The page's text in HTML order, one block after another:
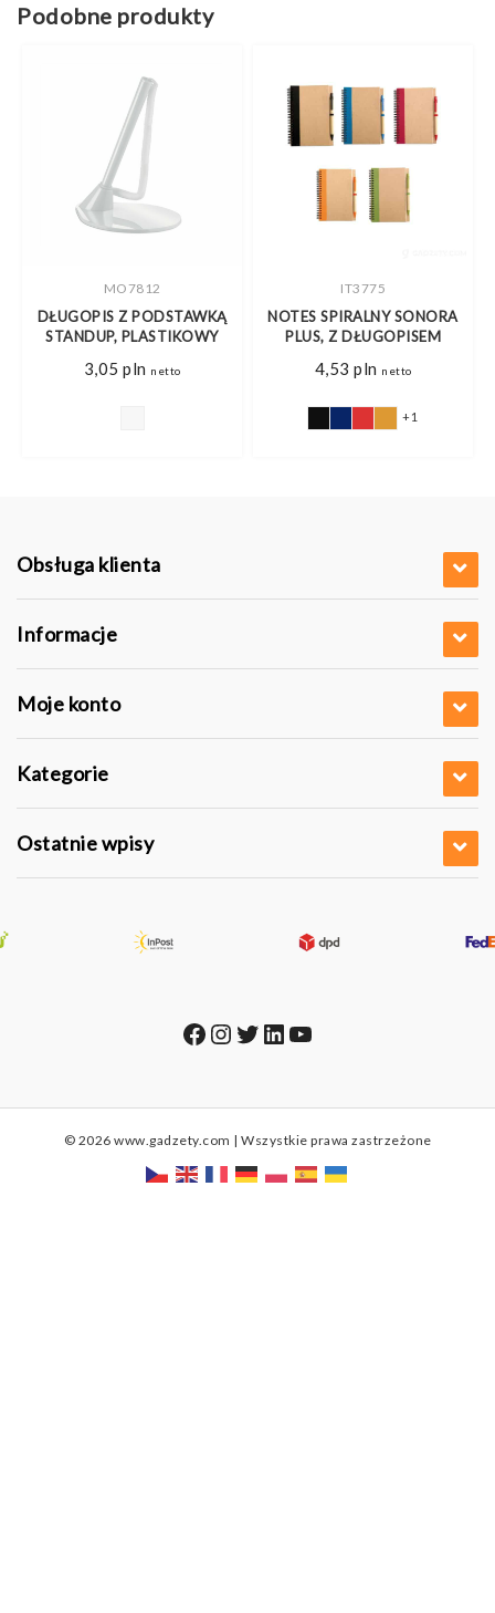
Podobne produkty
MO7812
DŁUGOPIS Z PODSTAWKĄ
STANDUP, PLASTIKOWY
3,05 pln netto
IT3775
NOTES SPIRALNY SONORA
PLUS, Z DŁUGOPISEM
4,53 pln netto
+1
Obsługa klienta
Informacje
Moje konto
Kategorie
Ostatnie wpisy
Facebook
Instagram
Twitter
LinkedIn
YouTube
© 2026 www.gadzety.com | Wszystkie prawa zastrzeżone